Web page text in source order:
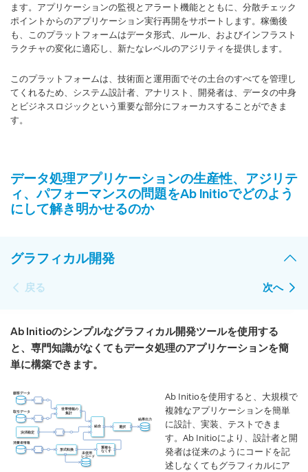
ます。アプリケーションの監視とアラート機能とともに、分散チェック
ポイントからのアプリケーション実行再開をサポートします。稼働後
も、このプラットフォームはデータ形式、ルール、およびインフラスト
ラクチャの変化に適応し、新たなレベルのアジリティを提供します。
このプラットフォームは、技術面と運用面でその土台のすべてを管理し
てくれるため、システム設計者、アナリスト、開発者は、データの中身
とビジネスロジックという重要な部分にフォーカスすることができま
す。
データ処理アプリケーションの生産性、アジリテ
ィ、パフォーマンスの問題をAb Initioでどのよう
にして解き明かせるのか
グラフィカル開発
戻る 次へ
Ab Initioのシンプルなグラフィカル開発ツールを使用する
と、専門知識がなくてもデータ処理のアプリケーションを簡
単に構築できます。
Ab Initioを使用すると、大規模で
複雑なアプリケーションを簡単
に設計、実装、テストできま
す。Ab Initioにより、設計者と開
発者は従来のようにコードを記
述しなくてもグラフィカルにア